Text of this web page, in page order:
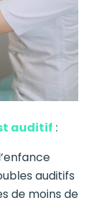
auditif :
auditifs
de moins de